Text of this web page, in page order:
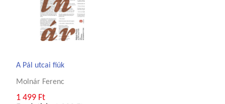
A Pál utcai fiúk
Molnár Ferenc
1 499 Ft